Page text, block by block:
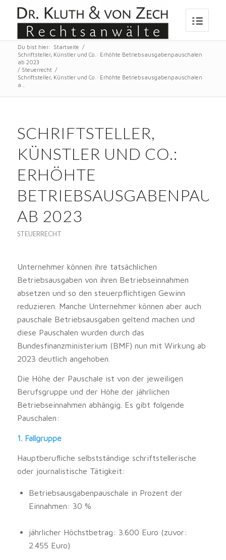
Du bist hier: Startseite
/
Schriftsteller, Künstler und Co.: Erhöhte Betriebsausgabenpauschalen
ab 2023
/ Steuerrecht /
Schriftsteller, Künstler und Co.: Erhöhte Betriebsausgabenpauschalen
a...
SCHRIFTSTELLER,
KÜNSTLER UND CO.:
ERHÖHTE
AB 2023
STEUERRECHT
Unternehmer können ihre tatsächlichen
Betriebsausgaben von ihren Betriebseinnahmen
absetzen und so den steuerpflichtigen Gewinn
reduzieren. Manche Unternehmer können aber auch
pauschale Betriebsausgaben geltend machen und
diese Pauschalen wurden durch das
Bundesfinanzministerium (BMF) nun mit Wirkung ab
2023 deutlich angehoben.
Die Höhe der Pauschale ist von der jeweiligen
Berufsgruppe und der Höhe der jährlichen
Betriebseinnahmen abhängig. Es gibt folgende
Pauschalen:
1. Fallgruppe
Hauptberufliche selbstständige schriftstellerische
oder journalistische Tätigkeit:
Betriebsausgabenpauschale in Prozent der
Einnahmen: 30 %
jährlicher Höchstbetrag: 3.600 Euro (zuvor:
2.455 Euro)